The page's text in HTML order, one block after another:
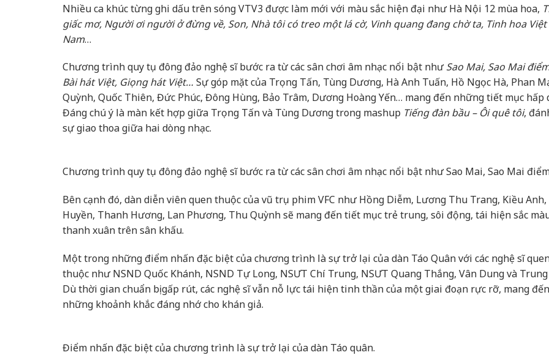
Nhiều ca khúc từng ghi dấu trên sóng VTV3 được làm mới với màu sắc hiện đại như Hà Nội 12 mùa hoa,
giấc mơ, Người ơi người ở đừng về, Son, Nhà tôi có treo một lá cờ, Vinh quang đang chờ ta, Tinh hoa Việt
Nam…
Chương trình quy tụ đông đảo nghệ sĩ bước ra từ các sân chơi âm nhạc nổi bật nhưSao Mai, Sao Mai
Bài hát Việt, Giọng hát Việt… Sự góp mặt của Trọng Tấn, Tùng Dương, Hà Anh Tuấn, Hồ Ngọc Hà, Phan
Quỳnh, Quốc Thiên, Đức Phúc, Đông Hùng, Bảo Trâm, Dương Hoàng Yến… mang đến những tiết mục hấp
Đáng chú ý là màn kết hợp giữa Trọng Tấn và Tùng Dương trong mashup Tiếng đàn bầu – Ôi quê tôi,
sự giao thoa giữa hai dòng nhạc.
Chương trình quy tụ đông đảo nghệ sĩ bước ra từ các sân chơi âm nhạc nổi bật như Sao Mai, Sao Mai
Bên cạnh đó, dàn diễn viên quen thuộc của vũ trụ phim VFC như Hồng Diễm, Lương Thu Trang, Kiều
Huyền, Thanh Hương, Lan Phương, Thu Quỳnh sẽ mang đến tiết mục trẻ trung, sôi động, tái hiện sắc
thanh xuân trên sân khấu.
Một trong những điểm nhấn đặc biệt của chương trình là sự trở lại của dàn Táo Quân với các nghệ sĩ
thuộc như NSND Quốc Khánh, NSND Tự Long, NSƯT Chí Trung, NSƯT Quang Thắng, Vân Dung và
Dù thời gian chuẩn bị gấp rút, các nghệ sĩ vẫn nỗ lực tái hiện tinh thần của một giai đoạn rực rỡ, mang đến
những khoảnh khắc đáng nhớ cho khán giả.
Điểm nhấn đặc biệt của chương trình là sự trở lại của dàn Táo quân.